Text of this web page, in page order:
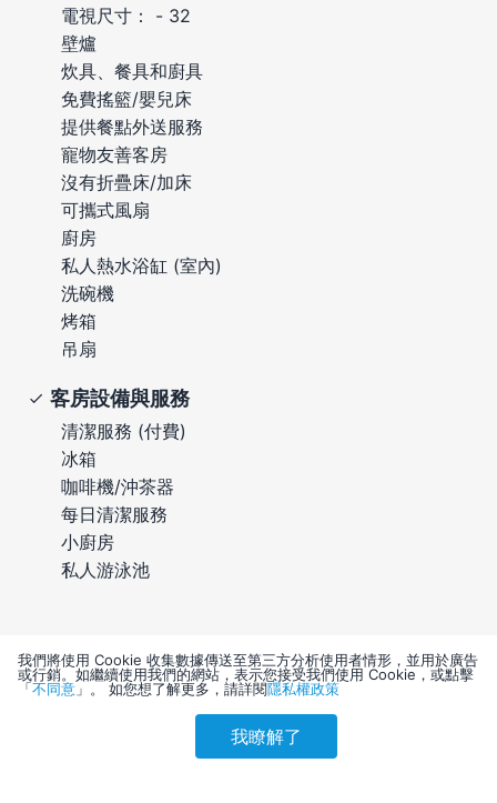
刷卡優惠 會員訂購
電視尺寸： - 32
壁爐
炊具、餐具和廚具
免費搖籃/嬰兒床
提供餐點外送服務
寵物友善客房
沒有折疊床/加床
可攜式風扇
廚房
私人熱水浴缸 (室內)
洗碗機
烤箱
吊扇
客房設備與服務
清潔服務 (付費)
冰箱
咖啡機/沖茶器
每日清潔服務
小廚房
私人游泳池
住宿規定
我們將使用 Cookie 收集數據傳送至第三方分析使用者情形，並用於廣告
或行銷。如繼續使用我們的網站，表示您接受我們使用 Cookie，或點擊
「不同意 」。 如您想了解更多，請詳閱隱私權政策
我瞭解了